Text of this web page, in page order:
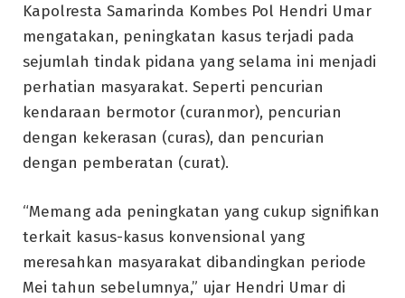
Kapolresta Samarinda Kombes Pol Hendri Umar
mengatakan, peningkatan kasus terjadi pada
sejumlah tindak pidana yang selama ini menjadi
perhatian masyarakat. Seperti pencurian
kendaraan bermotor (curanmor), pencurian
dengan kekerasan (curas), dan pencurian
dengan pemberatan (curat).
“Memang ada peningkatan yang cukup signifikan
terkait kasus-kasus konvensional yang
meresahkan masyarakat dibandingkan periode
Mei tahun sebelumnya,” ujar Hendri Umar di